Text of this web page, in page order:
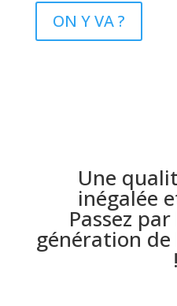
ON Y VA ?
Une
inégalée
Passez
génération
!